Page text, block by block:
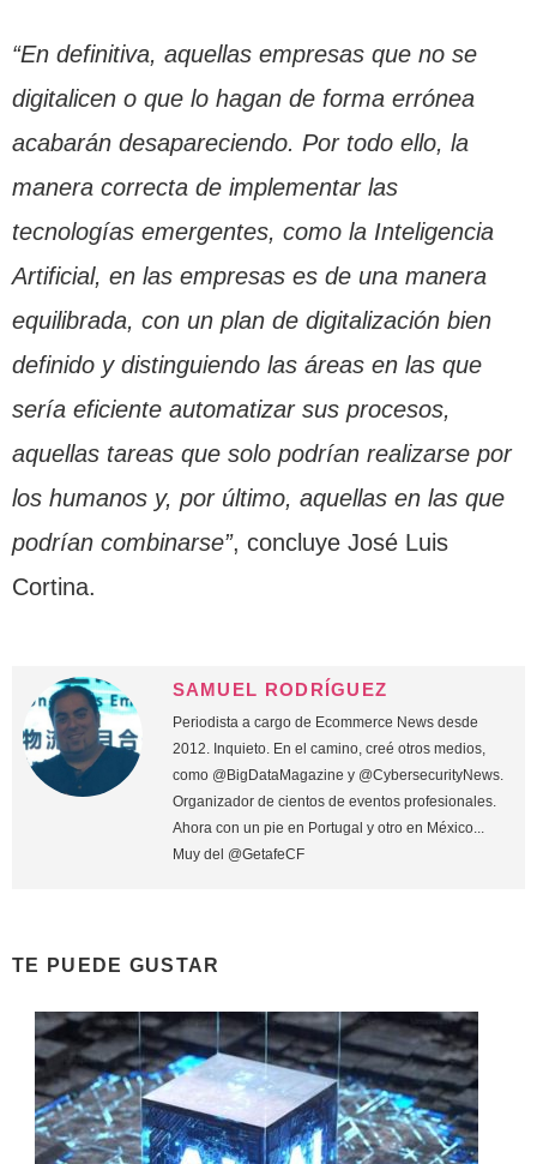
“En definitiva, aquellas empresas que no se
digitalicen o que lo hagan de forma errónea
acabarán desapareciendo. Por todo ello, la
manera correcta de implementar las
tecnologías emergentes, como la Inteligencia
Artificial, en las empresas es de una manera
equilibrada, con un plan de digitalización bien
definido y distinguiendo las áreas en las que
sería eficiente automatizar sus procesos,
aquellas tareas que solo podrían realizarse por
los humanos y, por último, aquellas en las que
podrían combinarse”, concluye José Luis
Cortina.
SAMUEL RODRÍGUEZ
Periodista a cargo de Ecommerce News desde
2012. Inquieto. En el camino, creé otros medios,
como @BigDataMagazine y @CybersecurityNews.
Organizador de cientos de eventos profesionales.
Ahora con un pie en Portugal y otro en México...
Muy del @GetafeCF
TE PUEDE GUSTAR